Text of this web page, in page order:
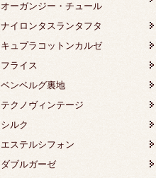
オーガンジー・チュール
ナイロンタスランタフタ
キュプラコットンカルゼ
フライス
ベンベルグ裏地
テクノヴィンテージ
シルク
エステルシフォン
ダブルガーゼ